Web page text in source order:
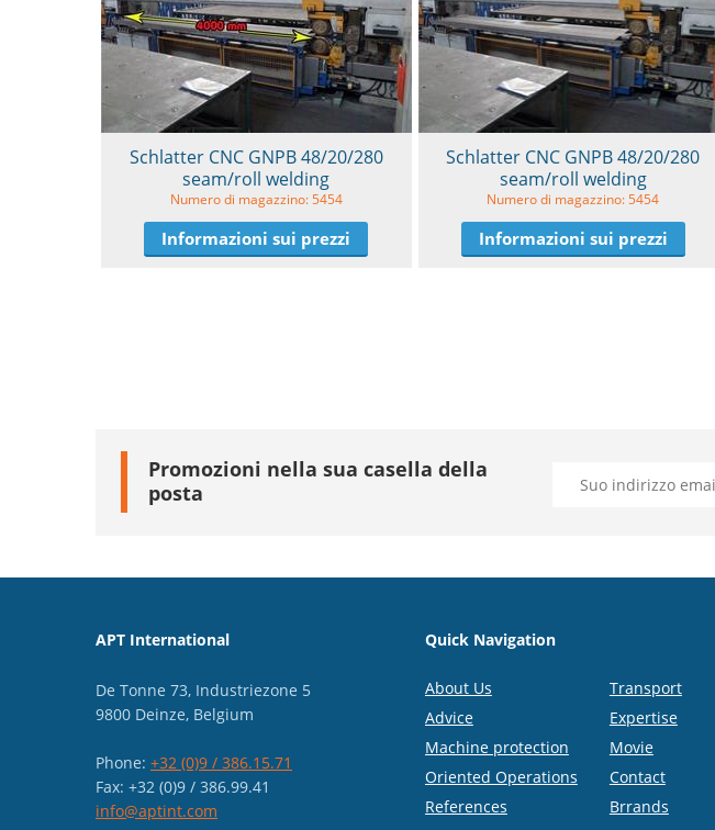
Schlatter CNC GNPB 48/20/280
seam/roll welding
Numero di magazzino: 5454
Informazioni sui prezzi
Schlatter CNC GNPB 48/20/280
seam/roll welding
Numero di magazzino: 5454
Informazioni sui prezzi
Promozioni nella sua casella della
posta
APT International
De Tonne 73, Industriezone 5
9800 Deinze, Belgium
Phone: +32 (0)9 / 386.15.71
Fax: +32 (0)9 / 386.99.41
info@aptint.com
Quick Navigation
About Us
Advice
Machine protection
Oriented Operations
References
Transport
Expertise
Movie
Contact
Brrands